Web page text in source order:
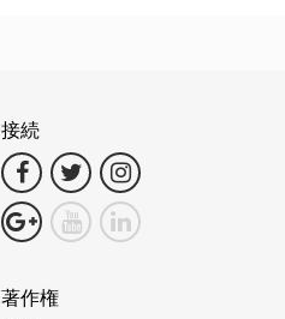
接続
著作権